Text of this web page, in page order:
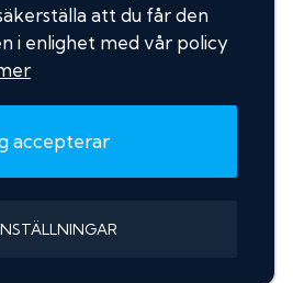
att du får den
i enlighet med vår policy
accepterar